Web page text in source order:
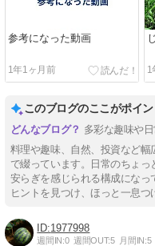
参考になった動画
1年1ヶ月前 1
このブログのここがポイン
多彩な趣味や
料理や趣味、自然、投資など
で綴っています。日常のちょ
安らぎを感じられる構成にな
ヒントを見つけ、ほっと一息つ
1977998
週間IN:0 週間OUT:5 月間IN:5